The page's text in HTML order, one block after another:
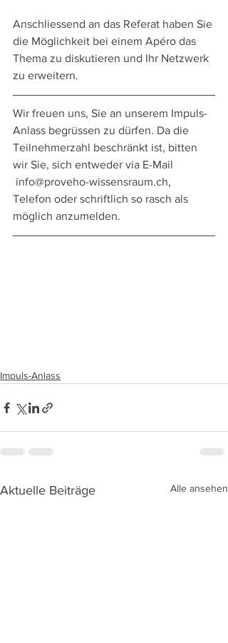
Anschliessend an das Referat haben Sie
die Möglichkeit bei einem Apéro das
Thema zu diskutieren und Ihr Netzwerk
zu erweitern.
Wir freuen uns, Sie an unserem Impuls-
Anlass begrüssen zu dürfen. Da die
Teilnehmerzahl beschränkt ist, bitten
wir Sie, sich entweder via E-Mail
info@proveho-wissensraum.ch,
Telefon oder schriftlich so rasch als
möglich anzumelden.
Impuls-Anlass
Aktuelle Beiträge Alle ansehen